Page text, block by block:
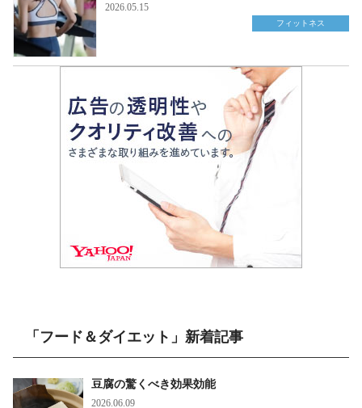
2026.05.15
フィットネス
「フード＆ダイエット」新着記事
豆腐の驚くべき効果効能
2026.06.09